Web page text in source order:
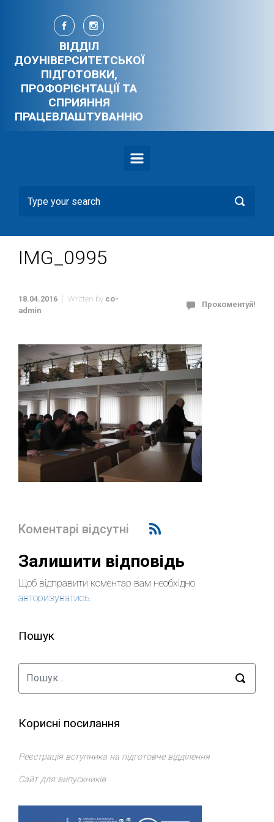
Skip to main content
ВІДДІЛ
ДОУНІВЕРСИТЕТСЬКОЇ
ПІДГОТОВКИ,
ПРОФОРІЄНТАЦІЇ ТА
СПРИЯННЯ
ПРАЦЕВЛАШТУВАННЮ
IMG_0995
18.04.2016 Written by co-
admin
Прокоментуй!
Коментарі відсутні
Залишити відповідь
Щоб відправити коментар вам необхідно
авторизуватись.
Пошук
Корисні посилання
Реєстрація вступника на підготовче відділення
Сайт для випускників